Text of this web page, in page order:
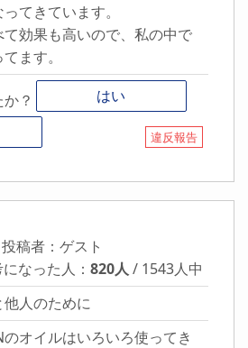
てきています。
て効果も高いので、私の中で
ます。
？
はい
違反報告
投稿者：ゲスト
になった人：820人 / 1543人中
人のために
のオイルはいろいろ使ってき